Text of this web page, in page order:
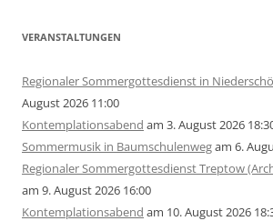
VERANSTALTUNGEN
Regionaler Sommergottesdienst in
August 2026 11:00
Kontemplationsabend am 3. August 2026
Sommermusik in Baumschulenwegam 6.
Regionaler Sommergottesdienst Treptow
am 9. August 2026 16:00
Kontemplationsabend am 10. August 2026